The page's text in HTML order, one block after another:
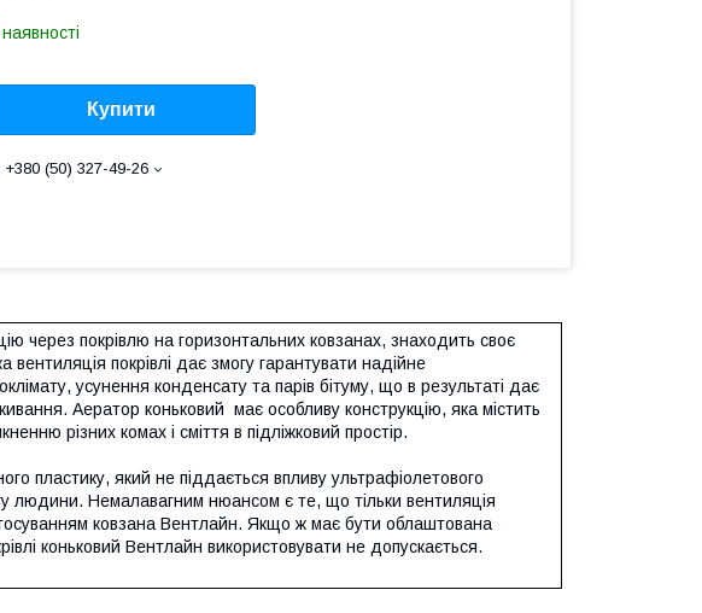
Купити
+380 (50) 327-49-26
через покрівлю на горизонтальних ковзанах, знаходить своє
покрівлі дає змогу гарантувати надійне
усунення конденсату та парів бітуму, що в результаті дає
Аератор коньковий має особливу конструкцію, яка містить
різних комах і сміття в підліжковий простір.
пластику, який не піддається впливу ультрафіолетового
людини. Немалавагним нюансом є те, що тільки вентиляція
ковзана Вентлайн. Якщо ж має бути облаштована
коньковий Вентлайн використовувати не допускається.